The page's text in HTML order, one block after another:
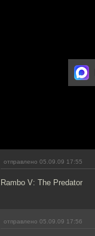
отправлено 05.09.09 17:55
Rambo V: The Predator
отправлено 05.09.09 17:56